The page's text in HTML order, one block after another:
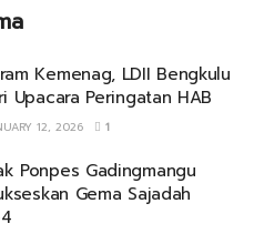
Kemenag, LDII Bengkulu
Upacara Peringatan HAB
12, 2026 1
Ponpes Gadingmangu
Gema Sajadah